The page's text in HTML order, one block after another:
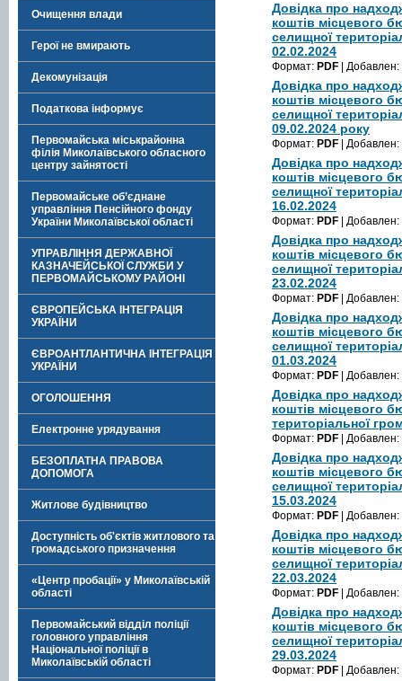
Очищення влади
Герої не вмирають
Декомунізація
Податкова інформує
Первомайська міськрайонна
філія Миколаївського обласного
центру зайнятості
Первомайське об’єднане
управління Пенсійного фонду
України Миколаївської області
УПРАВЛІННЯ ДЕРЖАВНОЇ
КАЗНАЧЕЙСЬКОЇ СЛУЖБИ У
ПЕРВОМАЙСЬКОМУ РАЙОНІ
ЄВРОПЕЙСЬКА ІНТЕГРАЦІЯ
УКРАЇНИ
ЄВРОАНТЛАНТИЧНА ІНТЕГРАЦІЯ
УКРАЇНИ
ОГОЛОШЕННЯ
Електронне урядування
БЕЗОПЛАТНА ПРАВОВА
ДОПОМОГА
Житлове будівництво
Доступність об'єктів житлового та
громадського призначення
«Центр пробації» у Миколаївській
області
Первомайський відділ поліції
головного управління
Національної поліції в
Миколаївській області
Довідка про
коштів місцевого
селищної
02.02.2024
Формат: PDF | Добавлен:
Довідка про
коштів місцевого
селищної
09.02.2024 року
Формат: PDF | Добавлен:
Довідка про
коштів місцевого
селищної
16.02.2024
Формат: PDF | Добавлен:
Довідка про
коштів місцевого
селищної
23.02.2024
Формат: PDF | Добавлен:
Довідка про
коштів місцевого
селищної
01.03.2024
Формат: PDF | Добавлен:
Довідка про
коштів місцевого
територіальної
Формат: PDF | Добавлен:
Довідка про
коштів місцевого
селищної
15.03.2024
Формат: PDF | Добавлен:
Довідка про
коштів місцевого
селищної
22.03.2024
Формат: PDF | Добавлен:
Довідка про
коштів місцевого
селищної
29.03.2024
Формат: PDF | Добавлен: